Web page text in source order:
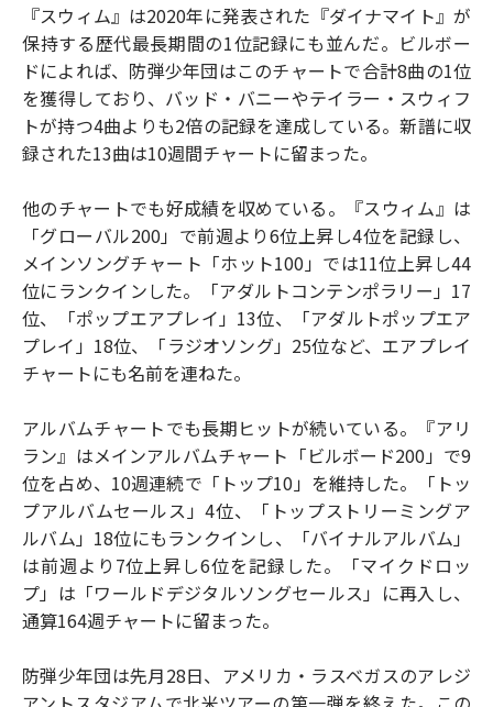
『スウィム』は2020年に発表された『ダイナマイト』が
保持する歴代最長期間の1位記録にも並んだ。ビルボー
ドによれば、防弾少年団はこのチャートで合計8曲の1位
を獲得しており、バッド・バニーやテイラー・スウィフ
トが持つ4曲よりも2倍の記録を達成している。新譜に収
録された13曲は10週間チャートに留まった。
他のチャートでも好成績を収めている。『スウィム』は
「グローバル200」で前週より6位上昇し4位を記録し、
メインソングチャート「ホット100」では11位上昇し44
位にランクインした。「アダルトコンテンポラリー」17
位、「ポップエアプレイ」13位、「アダルトポップエア
プレイ」18位、「ラジオソング」25位など、エアプレイ
チャートにも名前を連ねた。
アルバムチャートでも長期ヒットが続いている。『アリ
ラン』はメインアルバムチャート「ビルボード200」で9
位を占め、10週連続で「トップ10」を維持した。「トッ
プアルバムセールス」4位、「トップストリーミングア
ルバム」18位にもランクインし、「バイナルアルバム」
は前週より7位上昇し6位を記録した。「マイクドロッ
プ」は「ワールドデジタルソングセールス」に再入し、
通算164週チャートに留まった。
防弾少年団は先月28日、アメリカ・ラスベガスのアレジ